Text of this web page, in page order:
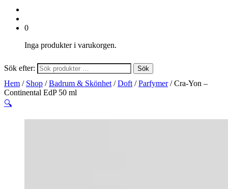
0
Inga produkter i varukorgen.
Sök efter: Sök
Hem / Shop /Badrum & Skönhet /Doft /Parfymer/ Cra-Yon –
Continental EdP 50 ml
🔍